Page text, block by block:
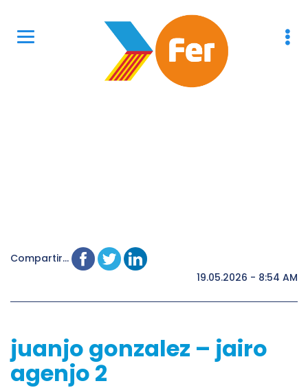
Compartir...
19.05.2026 - 8:54 AM
juanjo gonzalez – jairo
agenjo 2